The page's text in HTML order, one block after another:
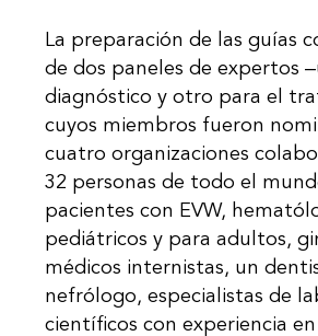
La preparación de las guías
de dos paneles de expertos
diagnóstico y otro para el
cuyos miembros fueron
cuatro organizaciones
32 personas de todo el
pacientes con EVW,
pediátricos y para adultos,
médicos internistas, un
nefrólogo, especialistas de
científicos con experiencia